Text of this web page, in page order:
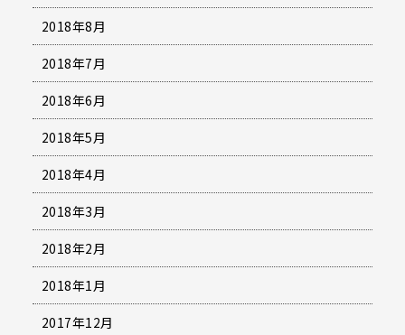
2018年8月
2018年7月
2018年6月
2018年5月
2018年4月
2018年3月
2018年2月
2018年1月
2017年12月